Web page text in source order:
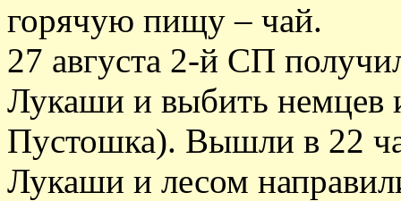
горячую пищу – чай.
27 августа 2-й СП
Лукаши и выбить немцев
Пустошка). Вышли в 22
Лукаши и лесом